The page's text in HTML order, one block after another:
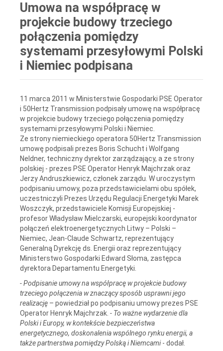
Umowa na współpracę w
projekcie budowy trzeciego
połączenia pomiędzy
systemami przesyłowymi Polski
i Niemiec podpisana
11 marca 2011 w Ministerstwie Gospodarki PSE Operator
i 50Hertz Transmission podpisały umowę na współpracę
w projekcie budowy trzeciego połączenia pomiędzy
systemami przesyłowymi Polski i Niemiec.
Ze strony niemieckiego operatora 50Hertz Transmission
umowę podpisali prezes Boris Schucht i Wolfgang
Neldner, techniczny dyrektor zarządzający, a ze strony
polskiej - prezes PSE Operator Henryk Majchrzak oraz
Jerzy Andruszkiewicz, członek zarządu. W uroczystym
podpisaniu umowy, poza przedstawicielami obu spółek,
uczestniczyli Prezes Urzędu Regulacji Energetyki Marek
Woszczyk, przedstawiciele Komisji Europejskiej -
profesor Władysław Mielczarski, europejski koordynator
połączeń elektroenergetycznych Litwy – Polski –
Niemiec, Jean-Claude Schwartz, reprezentujący
Generalną Dyrekcję ds. Energii oraz reprezentujący
Ministerstwo Gospodarki Edward Słoma, zastępca
dyrektora Departamentu Energetyki.
- Podpisanie umowy na współpracę w projekcie budowy
trzeciego połączenia w znaczący sposób usprawni jego
realizację – powiedział po podpisaniu umowy prezes PSE
Operator Henryk Majchrzak. - To ważne wydarzenie dla
Polski i Europy, w kontekście bezpieczeństwa
energetycznego, doskonalenia wspólnego rynku energii, a
także partnerstwa pomiędzy Polską i Niemcami- dodał.